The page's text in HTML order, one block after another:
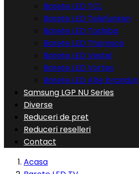
Barete LED TCL
Barete LED Telefunken
Barete LED Toshiba
Barete LED Thomson
Barete LED Vestel
Barete LED Vortex
Barete LED Alte branduri
Samsung LGP NU Series
Diverse
Reduceri de pret
Reduceri reselleri
Contact
Acasa